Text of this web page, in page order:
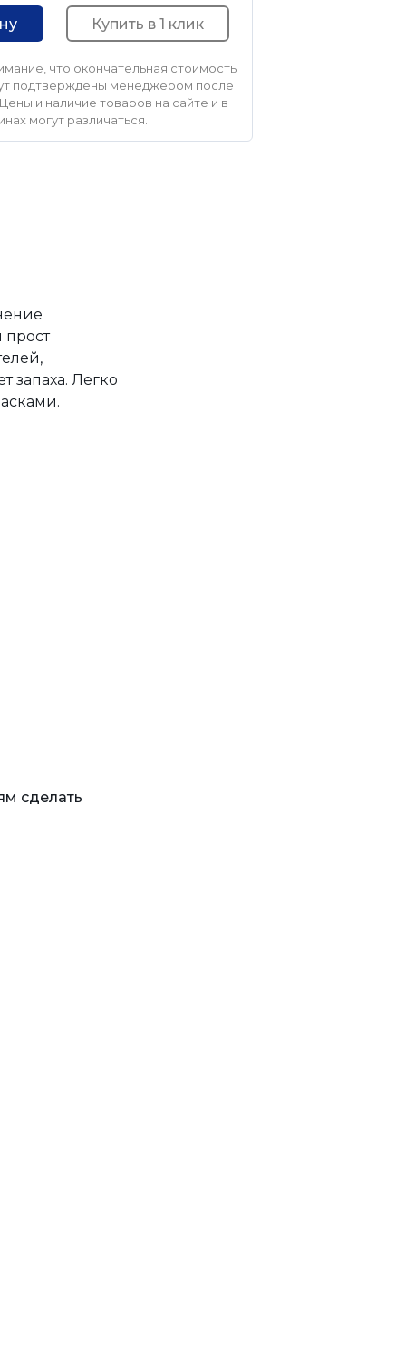
Купить в 1 клик
что окончательная стоимость
подтверждены менеджером после
и наличие товаров на сайте и в
могут различаться.
прост
запаха. Легко
сделать